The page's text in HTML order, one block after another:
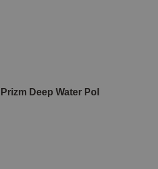
Deep Water Pol